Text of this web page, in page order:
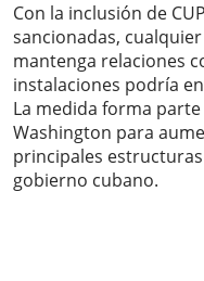
Con la inclusión de
sancionadas,
mantenga relaciones
instalaciones podría
La medida forma
Washington para
principales
gobierno cubano.